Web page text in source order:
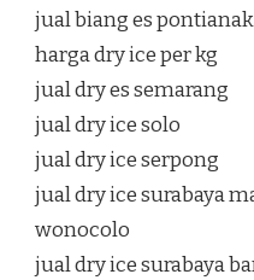
jual biang es pontianak
harga dry ice per kg
jual dry es semarang
jual dry ice solo
jual dry ice serpong
jual dry ice surabaya
wonocolo
jual dry ice surabaya